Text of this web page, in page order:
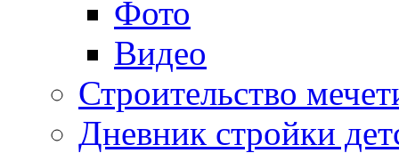
Фото
Видео
Строительство
Дневник стройки